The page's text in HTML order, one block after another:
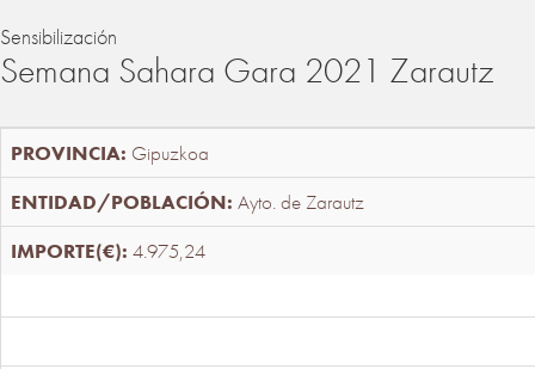
Sensibilización
Semana Sahara Gara 2021 Zarautz
Gipuzkoa
Ayto. de Zarautz
4.975,24